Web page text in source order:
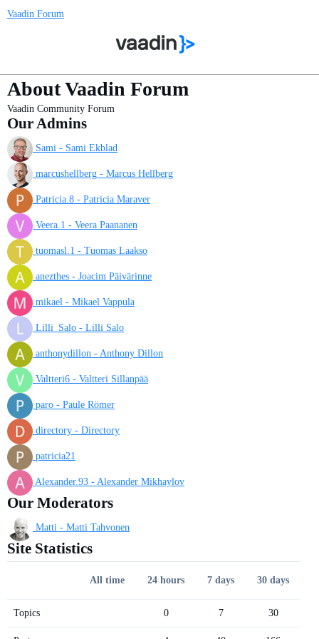
Vaadin Forum
About Vaadin Forum
Vaadin Community Forum
Our Admins
Sami - Sami Ekblad
marcushellberg - Marcus Hellberg
Patricia.8 - Patricia Maraver
Veera.1 - Veera Paananen
tuomasl.1 - Tuomas Laakso
anezthes - Joacim Päivärinne
mikael - Mikael Vappula
Lilli_Salo - Lilli Salo
anthonydillon - Anthony Dillon
Valtteri6 - Valtteri Sillanpää
paro - Paule Römer
directory - Directory
patricia21
Alexander.93 - Alexander Mikhaylov
Our Moderators
Matti - Matti Tahvonen
Site Statistics
All time 24 hours 7 days 30 days
Topics 0 7 30